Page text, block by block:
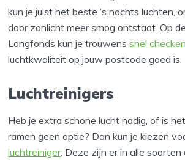
kun je juist het beste ’s nachts luchten,
door zonlicht meer smog ontstaat. Op
Longfonds kun je trouwenssnel checken
luchtkwaliteit op jouw postcode goed is.
Luchtreinigers
Heb je extra schone lucht nodig, of is
ramen geen optie? Dan kun je kiezen
luchtreiniger. Deze zijn er in alle